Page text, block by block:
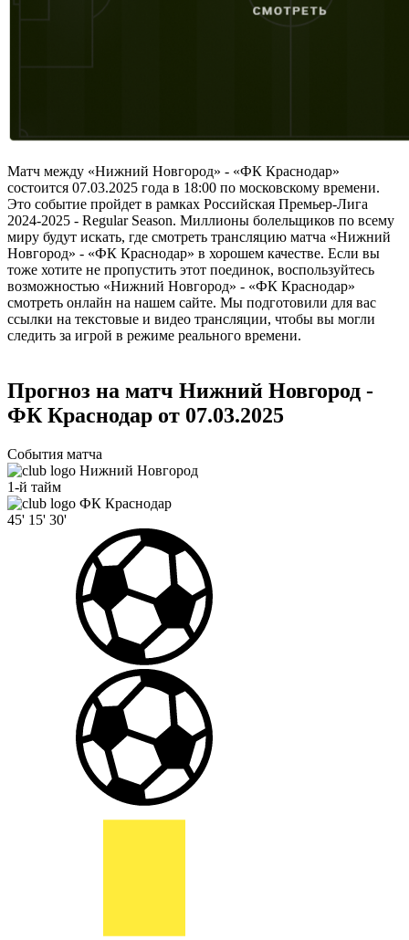
Матч между «Нижний Новгород» - «ФК Краснодар»
состоится 07.03.2025 года в 18:00 по московскому времени.
Это событие пройдет в рамках Российская Премьер-Лига
2024-2025 - Regular Season. Миллионы болельщиков по всему
миру будут искать, где смотреть трансляцию матча «Нижний
Новгород» - «ФК Краснодар» в хорошем качестве. Если вы
тоже хотите не пропустить этот поединок, воспользуйтесь
возможностью «Нижний Новгород» - «ФК Краснодар»
смотреть онлайн на нашем сайте. Мы подготовили для вас
ссылки на текстовые и видео трансляции, чтобы вы могли
следить за игрой в режиме реального времени.
Прогноз на матч Нижний Новгород -
ФК Краснодар от 07.03.2025
События матча
Нижний Новгород
1-й тайм
ФК Краснодар
45' 15' 30'